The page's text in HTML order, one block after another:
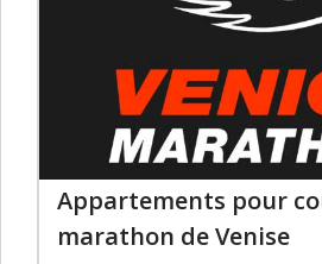
Appartements pour
marathon de Venise